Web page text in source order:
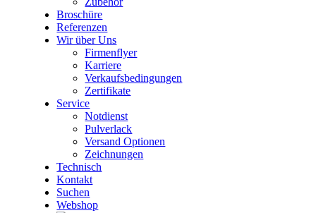
Broschüre
Referenzen
Wir über Uns
Firmenflyer
Karriere
Verkaufsbedingungen
Zertifikate
Service
Notdienst
Pulverlack
Versand Optionen
Zeichnungen
Technisch
Kontakt
Suchen
Webshop